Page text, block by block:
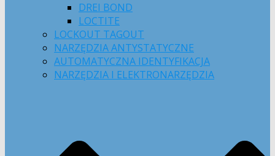
DREI BOND
LOCTITE
LOCKOUT TAGOUT
NARZĘDZIA ANTYSTATYCZNE
AUTOMATYCZNA IDENTYFIKACJA
NARZĘDZIA I ELEKTRONARZĘDZIA